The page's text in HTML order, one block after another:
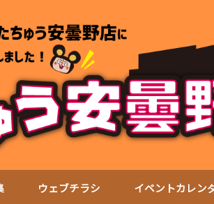
ウェブチラシ イベントカレン